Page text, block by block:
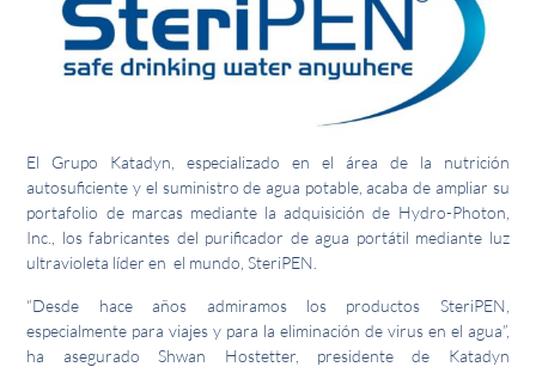
El Grupo Katadyn, especializado en el área de la nutrición
autosuficiente y el suministro de agua potable, acaba de ampliar su
portafolio de marcas mediante la adquisición de Hydro-Photon,
Inc., los fabricantes del purificador de agua portátil mediante luz
ultravioleta líder en el mundo, SteriPEN.
“Desde hace años admiramos los productos SteriPEN,
especialmente para viajes y para la eliminación de virus en el agua”,
ha asegurado Shwan Hostetter, presidente de Katadyn